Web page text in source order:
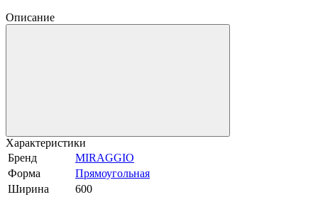
Описание
Характеристики
Бренд
MIRAGGIO
Форма
Прямоугольная
Ширина
600